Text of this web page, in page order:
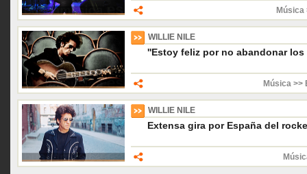
Música
WILLIE NILE
''Estoy feliz por no abandonar
Música >>
WILLIE NILE
Extensa gira por España del